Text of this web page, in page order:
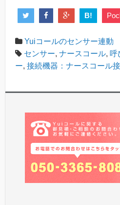
B!
Yuiコールのセンサー連動
センサー, ナースコール, 呼
ー, 接続機器：ナースコール